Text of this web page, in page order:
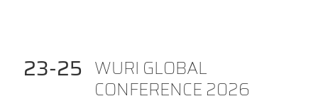
23 25 WURI GLOBAL
CONFERENCE 2026